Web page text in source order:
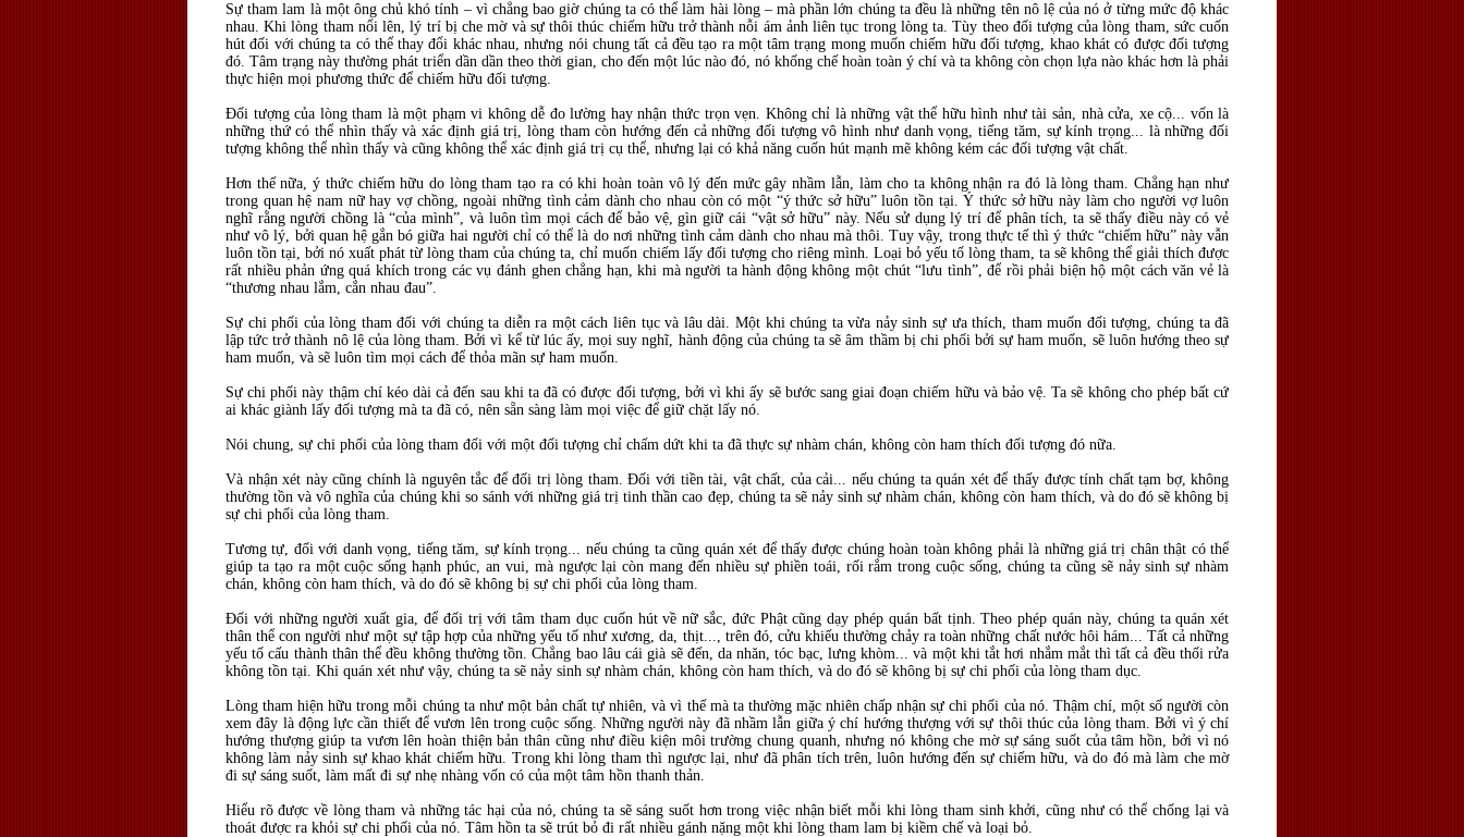
Sự tham lam là một ông chủ khó tính – vì chẳng bao giờ chúng ta có thể làm hài lòng – mà phần lớn chúng ta đều là những tên nô lệ của nó ở từng mức độ khác
nhau. Khi lòng tham nổi lên, lý trí bị che mờ và sự thôi thúc chiếm hữu trở thành nỗi ám ảnh liên tục trong lòng ta. Tùy theo đối tượng của lòng tham, sức cuốn
hút đối với chúng ta có thể thay đổi khác nhau, nhưng nói chung tất cả đều tạo ra một tâm trạng mong muốn chiếm hữu đối tượng, khao khát có được đối tượng
đó. Tâm trạng này thường phát triển dần dần theo thời gian, cho đến một lúc nào đó, nó khống chế hoàn toàn ý chí và ta không còn chọn lựa nào khác hơn là phải
thực hiện mọi phương thức để chiếm hữu đối tượng.
Đối tượng của lòng tham là một phạm vi không dễ đo lường hay nhận thức trọn vẹn. Không chỉ là những vật thể hữu hình như tài sản, nhà cửa, xe cộ... vốn là
những thứ có thể nhìn thấy và xác định giá trị, lòng tham còn hướng đến cả những đối tượng vô hình như danh vọng, tiếng tăm, sự kính trọng... là những đối
tượng không thể nhìn thấy và cũng không thể xác định giá trị cụ thể, nhưng lại có khả năng cuốn hút mạnh mẽ không kém các đối tượng vật chất.
Hơn thế nữa, ý thức chiếm hữu do lòng tham tạo ra có khi hoàn toàn vô lý đến mức gây nhầm lẫn, làm cho ta không nhận ra đó là lòng tham. Chẳng hạn như
trong quan hệ nam nữ hay vợ chồng, ngoài những tình cảm dành cho nhau còn có một “ý thức sở hữu” luôn tồn tại. Ý thức sở hữu này làm cho người vợ luôn
nghĩ rằng người chồng là “của mình”, và luôn tìm mọi cách để bảo vệ, gìn giữ cái “vật sở hữu” này. Nếu sử dụng lý trí để phân tích, ta sẽ thấy điều này có vẻ
như vô lý, bởi quan hệ gắn bó giữa hai người chỉ có thể là do nơi những tình cảm dành cho nhau mà thôi. Tuy vậy, trong thực tế thì ý thức “chiếm hữu” này vẫn
luôn tồn tại, bởi nó xuất phát từ lòng tham của chúng ta, chỉ muốn chiếm lấy đối tượng cho riêng mình. Loại bỏ yếu tố lòng tham, ta sẽ không thể giải thích được
rất nhiều phản ứng quá khích trong các vụ đánh ghen chẳng hạn, khi mà người ta hành động không một chút “lưu tình”, để rồi phải biện hộ một cách văn vẻ là
“thương nhau lắm, cắn nhau đau”.
Sự chi phối của lòng tham đối với chúng ta diễn ra một cách liên tục và lâu dài. Một khi chúng ta vừa nảy sinh sự ưa thích, tham muốn đối tượng, chúng ta đã
lập tức trở thành nô lệ của lòng tham. Bởi vì kể từ lúc ấy, mọi suy nghĩ, hành động của chúng ta sẽ âm thầm bị chi phối bởi sự ham muốn, sẽ luôn hướng theo sự
ham muốn, và sẽ luôn tìm mọi cách để thỏa mãn sự ham muốn.
Sự chi phối này thậm chí kéo dài cả đến sau khi ta đã có được đối tượng, bởi vì khi ấy sẽ bước sang giai đoạn chiếm hữu và bảo vệ. Ta sẽ không cho phép bất cứ
ai khác giành lấy đối tượng mà ta đã có, nên sẵn sàng làm mọi việc để giữ chặt lấy nó.
Nói chung, sự chi phối của lòng tham đối với một đối tượng chỉ chấm dứt khi ta đã thực sự nhàm chán, không còn ham thích đối tượng đó nữa.
Và nhận xét này cũng chính là nguyên tắc để đối trị lòng tham. Đối với tiền tài, vật chất, của cải... nếu chúng ta quán xét để thấy được tính chất tạm bợ, không
thường tồn và vô nghĩa của chúng khi so sánh với những giá trị tinh thần cao đẹp, chúng ta sẽ nảy sinh sự nhàm chán, không còn ham thích, và do đó sẽ không bị
sự chi phối của lòng tham.
Tương tự, đối với danh vọng, tiếng tăm, sự kính trọng... nếu chúng ta cũng quán xét để thấy được chúng hoàn toàn không phải là những giá trị chân thật có thể
giúp ta tạo ra một cuộc sống hạnh phúc, an vui, mà ngược lại còn mang đến nhiều sự phiền toái, rối rắm trong cuộc sống, chúng ta cũng sẽ nảy sinh sự nhàm
chán, không còn ham thích, và do đó sẽ không bị sự chi phối của lòng tham.
Đối với những người xuất gia, để đối trị với tâm tham dục cuốn hút về nữ sắc, đức Phật cũng dạy phép quán bất tịnh. Theo phép quán này, chúng ta quán xét
thân thể con người như một sự tập hợp của những yếu tố như xương, da, thịt..., trên đó, cửu khiếu thường chảy ra toàn những chất nước hôi hám... Tất cả những
yếu tố cấu thành thân thể đều không thường tồn. Chẳng bao lâu cái già sẽ đến, da nhăn, tóc bạc, lưng khòm... và một khi tắt hơi nhắm mắt thì tất cả đều thối rửa
không tồn tại. Khi quán xét như vậy, chúng ta sẽ nảy sinh sự nhàm chán, không còn ham thích, và do đó sẽ không bị sự chi phối của lòng tham dục.
Lòng tham hiện hữu trong mỗi chúng ta như một bản chất tự nhiên, và vì thế mà ta thường mặc nhiên chấp nhận sự chi phối của nó. Thậm chí, một số người còn
xem đây là động lực cần thiết để vươn lên trong cuộc sống. Những người này đã nhầm lẫn giữa ý chí hướng thượng với sự thôi thúc của lòng tham. Bởi vì ý chí
hướng thượng giúp ta vươn lên hoàn thiện bản thân cũng như điều kiện môi trường chung quanh, nhưng nó không che mờ sự sáng suốt của tâm hồn, bởi vì nó
không làm nảy sinh sự khao khát chiếm hữu. Trong khi lòng tham thì ngược lại, như đã phân tích trên, luôn hướng đến sự chiếm hữu, và do đó mà làm che mờ
đi sự sáng suốt, làm mất đi sự nhẹ nhàng vốn có của một tâm hồn thanh thản.
Hiểu rõ được về lòng tham và những tác hại của nó, chúng ta sẽ sáng suốt hơn trong việc nhận biết mỗi khi lòng tham sinh khởi, cũng như có thể chống lại và
thoát được ra khỏi sự chi phối của nó. Tâm hồn ta sẽ trút bỏ đi rất nhiều gánh nặng một khi lòng tham lam bị kiềm chế và loại bỏ.